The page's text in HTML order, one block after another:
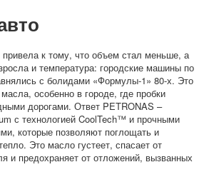
к тому, что объем стал меньше, а
и температура: городские машины по
с болидами «Формулы-1» 80-х. Это
особенно в городе, где пробки
дорогами. Ответ PETRONAS –
с технологией CoolTech™ и прочными
которые позволяют поглощать и
Это масло густеет, спасает от
и предохраняет от отложений, вызванных